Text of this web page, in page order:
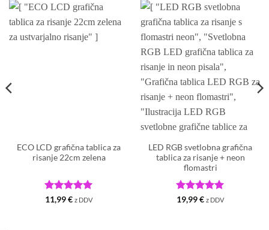
ECO LCD grafična tablica za
risanje 22cm zelena
Ocenjeno5
11,99€ z DDV
LED RGB svetlobna grafična
tablica za risanje + neon
flomastri
Ocenjeno5
19,99€ z DDV